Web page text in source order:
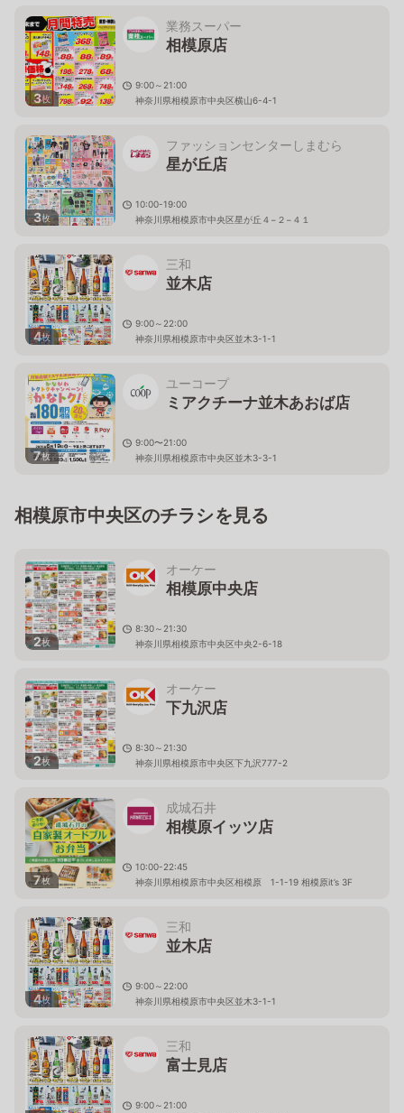
3枚
業務スーパー
相模原店
9:00～21:00
神奈川県相模原市中央区横山6-4-1
3枚
ファッションセンターしまむら
星が丘店
10:00-19:00
神奈川県相模原市中央区星が丘４−２−４１
4枚
三和
並木店
9:00～22:00
神奈川県相模原市中央区並木3-1-1
7枚
ユーコープ
ミアクチーナ並木あおば店
9:00〜21:00
神奈川県相模原市中央区並木3-3-1
相模原市中央区のチラシを見る
2枚
オーケー
相模原中央店
8:30～21:30
神奈川県相模原市中央区中央2-6-18
2枚
オーケー
下九沢店
8:30～21:30
神奈川県相模原市中央区下九沢777-2
7枚
成城石井
相模原イッツ店
10:00-22:45
神奈川県相模原市中央区相模原 1-1-19 相模原it’s 3F
4枚
三和
並木店
9:00～22:00
神奈川県相模原市中央区並木3-1-1
三和
富士見店
9:00～21:00